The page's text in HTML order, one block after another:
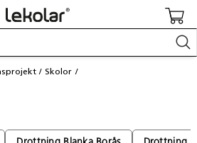
Skolor